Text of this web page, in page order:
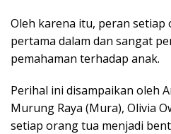
Oleh karena itu, peran
pertama dalam dan sangat
pemahaman terhadap anak.
Perihal ini disampaikan oleh
Murung Raya (Mura), Olivia
setiap orang tua menjadi